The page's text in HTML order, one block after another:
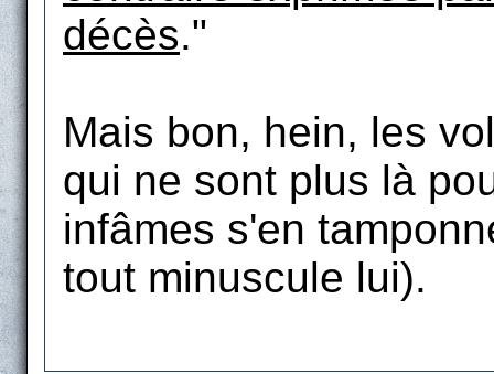
décès."
Mais bon, hein, les
qui ne sont plus là
infâmes s'en
tout minuscule lui).